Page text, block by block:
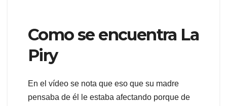
Como se encuentra La
Piry
En el vídeo se nota que eso que su madre
pensaba de él le estaba afectando porque de